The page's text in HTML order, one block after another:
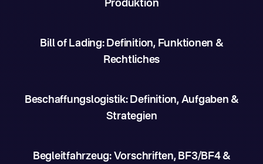
Produktion
Bill of Lading: Definition, Funktionen &
Rechtliches
Beschaffungslogistik: Definition, Aufgaben &
Strategien
Begleitfahrzeug: Vorschriften, BF3/BF4 &